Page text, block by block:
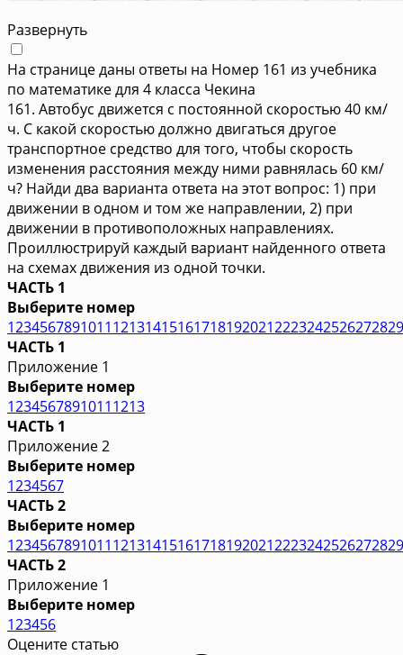
Развернуть
На странице даны ответы на Номер 161 из учебника
по математике для 4 класса Чекина
161. Автобус движется с постоянной скоростью 40 км/
ч. С какой скоростью должно двигаться другое
транспортное средство для того, чтобы скорость
изменения расстояния между ними равнялась 60 км/
ч? Найди два варианта ответа на этот вопрос: 1) при
движении в одном и том же направлении, 2) при
движении в противоположных направлениях.
Проиллюстрируй каждый вариант найденного ответа
на схемах движения из одной точки.
ЧАСТЬ 1
Выберите номер
1234567891011121314151617181920212223242526272829
ЧАСТЬ 1
Приложение 1
Выберите номер
12345678910111213
ЧАСТЬ 1
Приложение 2
Выберите номер
1234567
ЧАСТЬ 2
Выберите номер
1234567891011121314151617181920212223242526272829
ЧАСТЬ 2
Приложение 1
Выберите номер
123456
Оцените статью